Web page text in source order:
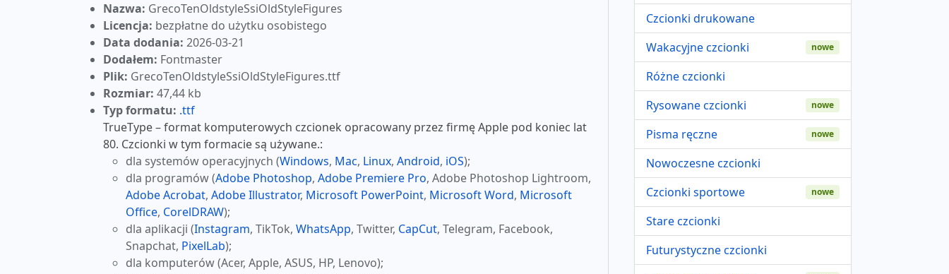
Nazwa: GrecoTenOldstyleSsiOldStyleFigures
Licencja: bezpłatne do użytku osobistego
Data dodania: 2026-03-21
Dodałem: Fontmaster
Plik: GrecoTenOldstyleSsiOldStyleFigures.ttf
Rozmiar: 47,44 kb
Typ formatu: .ttf
TrueType – format komputerowych czcionek opracowany przez firmę Apple pod koniec lat
80. Czcionki w tym formacie są używane.:
dla systemów operacyjnych (Windows, Mac, Linux, Android, iOS);
dla programów (Adobe Photoshop, Adobe Premiere Pro, Adobe Photoshop Lightroom,
Adobe Acrobat, Adobe Illustrator, Microsoft PowerPoint, Microsoft Word, Microsoft
Office, CorelDRAW);
dla aplikacji (Instagram, TikTok, WhatsApp, Twitter, CapCut, Telegram, Facebook,
Snapchat, PixelLab);
dla komputerów (Acer, Apple, ASUS, HP, Lenovo);
Czcionki drukowane
Wakacyjne czcionki
nowe
Różne czcionki
Rysowane czcionki
nowe
Pisma ręczne nowe
Nowoczesne czcionki
Czcionki sportowe
nowe
Stare czcionki
Futurystyczne czcionki